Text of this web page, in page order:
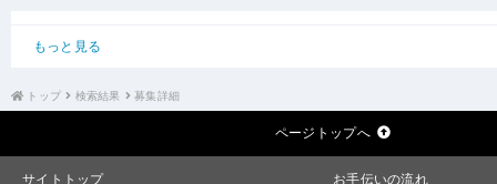
もっと見る
トップ 検索結果 募集詳細
ページトップへ
サイトトップ
お手伝いの流れ